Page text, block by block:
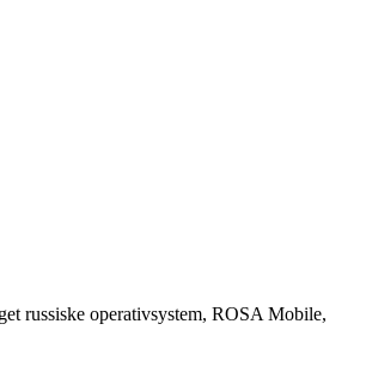
russiske operativsystem, ROSA Mobile,